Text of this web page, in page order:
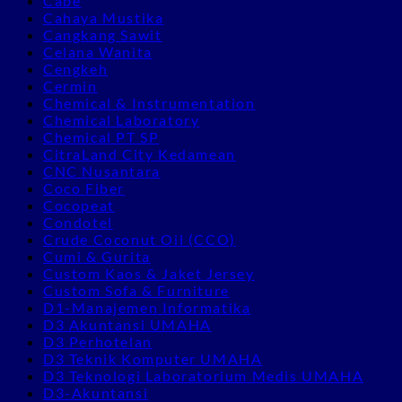
Cahaya Mustika
Cangkang Sawit
Celana Wanita
Cengkeh
Cermin
Chemical & Instrumentation
Chemical Laboratory
Chemical PT SP
CitraLand City Kedamean
CNC Nusantara
Coco Fiber
Cocopeat
Condotel
Crude Coconut Oil (CCO)
Cumi & Gurita
Custom Kaos & Jaket Jersey
Custom Sofa & Furniture
D1-Manajemen Informatika
D3 Akuntansi UMAHA
D3 Perhotelan
D3 Teknik Komputer UMAHA
D3 Teknologi Laboratorium Medis UMAHA
D3-Akuntansi